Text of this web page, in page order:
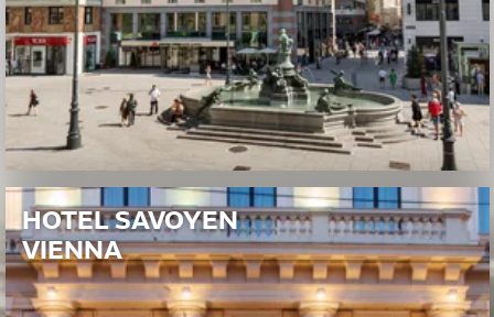
HOTEL SAVOYEN
VIENNA